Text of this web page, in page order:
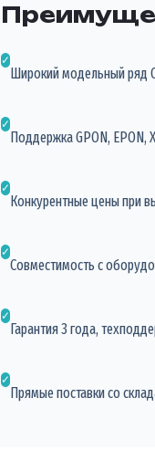
✓
Широкий модельный ряд
✓
Поддержка GPON, EPON,
✓
Конкурентные цены при
✓
Совместимость с
✓
Гарантия 3 года,
✓
Прямые поставки со